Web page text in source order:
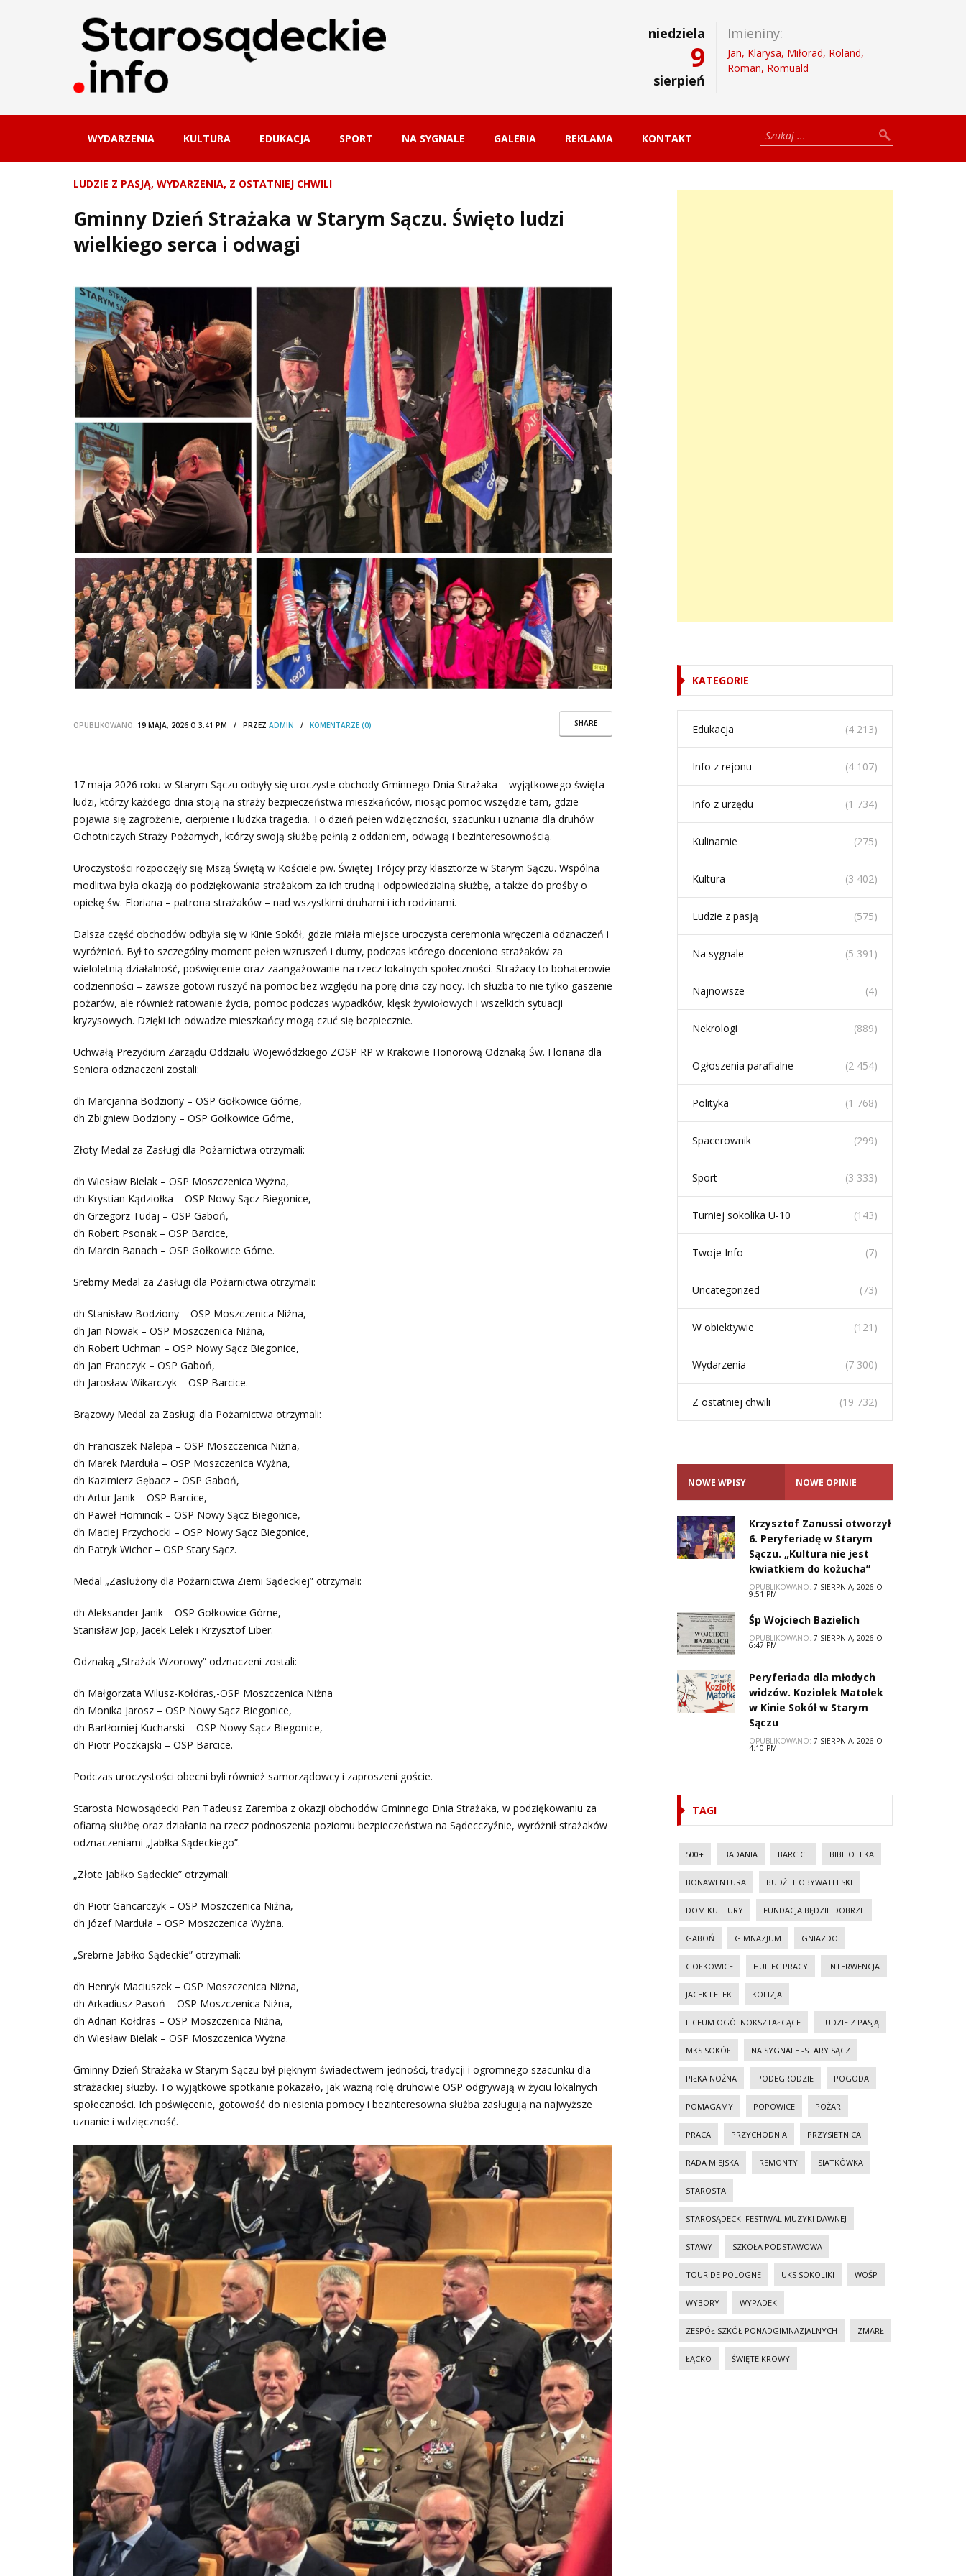
niedziela
9
sierpień
Imieniny:
Jan, Klarysa, Miłorad, Roland,
Roman, Romuald
WYDARZENIA KULTURA EDUKACJA SPORT NA SYGNALE GALERIA REKLAMA KONTAKT
LUDZIE Z PASJĄ, WYDARZENIA, Z OSTATNIEJ CHWILI
Gminny Dzień Strażaka w Starym Sączu. Święto ludzi
wielkiego serca i odwagi
SHARE
OPUBLIKOWANO: 19 MAJA, 2026 O 3:41 PM / PRZEZ ADMIN / KOMENTARZE (0)
17 maja 2026 roku w Starym Sączu odbyły się uroczyste obchody Gminnego Dnia Strażaka – wyjątkowego święta
ludzi, którzy każdego dnia stoją na straży bezpieczeństwa mieszkańców, niosąc pomoc wszędzie tam, gdzie
pojawia się zagrożenie, cierpienie i ludzka tragedia. To dzień pełen wdzięczności, szacunku i uznania dla druhów
Ochotniczych Straży Pożarnych, którzy swoją służbę pełnią z oddaniem, odwagą i bezinteresownością.
Uroczystości rozpoczęły się Mszą Świętą w Kościele pw. Świętej Trójcy przy klasztorze w Starym Sączu. Wspólna
modlitwa była okazją do podziękowania strażakom za ich trudną i odpowiedzialną służbę, a także do prośby o
opiekę św. Floriana – patrona strażaków – nad wszystkimi druhami i ich rodzinami.
Dalsza część obchodów odbyła się w Kinie Sokół, gdzie miała miejsce uroczysta ceremonia wręczenia odznaczeń i
wyróżnień. Był to szczególny moment pełen wzruszeń i dumy, podczas którego doceniono strażaków za
wieloletnią działalność, poświęcenie oraz zaangażowanie na rzecz lokalnych społeczności. Strażacy to bohaterowie
codzienności – zawsze gotowi ruszyć na pomoc bez względu na porę dnia czy nocy. Ich służba to nie tylko gaszenie
pożarów, ale również ratowanie życia, pomoc podczas wypadków, klęsk żywiołowych i wszelkich sytuacji
kryzysowych. Dzięki ich odwadze mieszkańcy mogą czuć się bezpiecznie.
Uchwałą Prezydium Zarządu Oddziału Wojewódzkiego ZOSP RP w Krakowie Honorową Odznaką Św. Floriana dla
Seniora odznaczeni zostali:
dh Marcjanna Bodziony – OSP Gołkowice Górne,
dh Zbigniew Bodziony – OSP Gołkowice Górne,
Złoty Medal za Zasługi dla Pożarnictwa otrzymali:
dh Wiesław Bielak – OSP Moszczenica Wyżna,
dh Krystian Kądziołka – OSP Nowy Sącz Biegonice,
dh Grzegorz Tudaj – OSP Gaboń,
dh Robert Psonak – OSP Barcice,
dh Marcin Banach – OSP Gołkowice Górne.
Srebrny Medal za Zasługi dla Pożarnictwa otrzymali:
dh Stanisław Bodziony – OSP Moszczenica Niżna,
dh Jan Nowak – OSP Moszczenica Niżna,
dh Robert Uchman – OSP Nowy Sącz Biegonice,
dh Jan Franczyk – OSP Gaboń,
dh Jarosław Wikarczyk – OSP Barcice.
Brązowy Medal za Zasługi dla Pożarnictwa otrzymali:
dh Franciszek Nalepa – OSP Moszczenica Niżna,
dh Marek Marduła – OSP Moszczenica Wyżna,
dh Kazimierz Gębacz – OSP Gaboń,
dh Artur Janik – OSP Barcice,
dh Paweł Homincik – OSP Nowy Sącz Biegonice,
dh Maciej Przychocki – OSP Nowy Sącz Biegonice,
dh Patryk Wicher – OSP Stary Sącz.
Medal „Zasłużony dla Pożarnictwa Ziemi Sądeckiej” otrzymali:
dh Aleksander Janik – OSP Gołkowice Górne,
Stanisław Jop, Jacek Lelek i Krzysztof Liber.
Odznaką „Strażak Wzorowy” odznaczeni zostali:
dh Małgorzata Wilusz-Kołdras,-OSP Moszczenica Niżna
dh Monika Jarosz – OSP Nowy Sącz Biegonice,
dh Bartłomiej Kucharski – OSP Nowy Sącz Biegonice,
dh Piotr Poczkajski – OSP Barcice.
Podczas uroczystości obecni byli również samorządowcy i zaproszeni goście.
Starosta Nowosądecki Pan Tadeusz Zaremba z okazji obchodów Gminnego Dnia Strażaka, w podziękowaniu za
ofiarną służbę oraz działania na rzecz podnoszenia poziomu bezpieczeństwa na Sądecczyźnie, wyróżnił strażaków
odznaczeniami „Jabłka Sądeckiego”.
„Złote Jabłko Sądeckie” otrzymali:
dh Piotr Gancarczyk – OSP Moszczenica Niżna,
dh Józef Marduła – OSP Moszczenica Wyżna.
„Srebrne Jabłko Sądeckie” otrzymali:
dh Henryk Maciuszek – OSP Moszczenica Niżna,
dh Arkadiusz Pasoń – OSP Moszczenica Niżna,
dh Adrian Kołdras – OSP Moszczenica Niżna,
dh Wiesław Bielak – OSP Moszczenica Wyżna.
Gminny Dzień Strażaka w Starym Sączu był pięknym świadectwem jedności, tradycji i ogromnego szacunku dla
strażackiej służby. To wyjątkowe spotkanie pokazało, jak ważną rolę druhowie OSP odgrywają w życiu lokalnych
społeczności. Ich poświęcenie, gotowość do niesienia pomocy i bezinteresowna służba zasługują na najwyższe
uznanie i wdzięczność.
KATEGORIE
Edukacja (4 213)
Info z rejonu (4 107)
Info z urzędu (1 734)
Kulinarnie (275)
Kultura (3 402)
Ludzie z pasją (575)
Na sygnale (5 391)
Najnowsze (4)
Nekrologi (889)
Ogłoszenia parafialne (2 454)
Polityka (1 768)
Spacerownik (299)
Sport (3 333)
Turniej sokolika U-10 (143)
Twoje Info (7)
Uncategorized (73)
W obiektywie (121)
Wydarzenia (7 300)
Z ostatniej chwili (19 732)
NOWE WPISY NOWE OPINIE
Krzysztof Zanussi otworzył
6. Peryferiadę w Starym
Sączu. „Kultura nie jest
kwiatkiem do kożucha”
OPUBLIKOWANO: 7 SIERPNIA, 2026 O
9:51 PM
Śp Wojciech Bazielich
OPUBLIKOWANO: 7 SIERPNIA, 2026 O
6:47 PM
Peryferiada dla młodych
widzów. Koziołek Matołek
w Kinie Sokół w Starym
Sączu
OPUBLIKOWANO: 7 SIERPNIA, 2026 O
4:10 PM
TAGI
500+ BADANIA BARCICE BIBLIOTEKA
BONAWENTURA BUDŻET OBYWATELSKI
DOM KULTURY FUNDACJA BĘDZIE DOBRZE
GABOŃ GIMNAZJUM GNIAZDO
GOŁKOWICE HUFIEC PRACY INTERWENCJA
JACEK LELEK KOLIZJA
LICEUM OGÓLNOKSZTAŁCĄCE LUDZIE Z PASJĄ
MKS SOKÓŁ NA SYGNALE -STARY SĄCZ
PIŁKA NOŻNA PODEGRODZIE POGODA
POMAGAMY POPOWICE POŻAR
PRACA PRZYCHODNIA PRZYSIETNICA
RADA MIEJSKA REMONTY SIATKÓWKA
STAROSTA
STAROSĄDECKI FESTIWAL MUZYKI DAWNEJ
STAWY SZKOŁA PODSTAWOWA
TOUR DE POLOGNE UKS SOKOLIKI WOŚP
WYBORY WYPADEK
ZESPÓŁ SZKÓŁ PONADGIMNAZJALNYCH ZMARŁ
ŁĄCKO ŚWIĘTE KROWY